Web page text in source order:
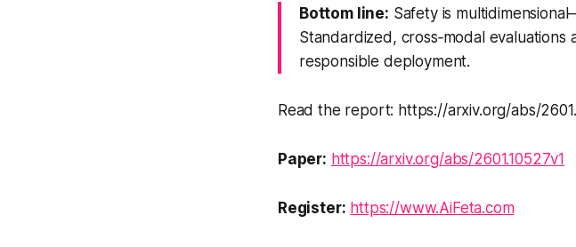
Bottom line: Safety is
Standardized, cross‑modal
responsible deployment.
Read the report: https://arxiv.org/abs/
Paper: https://arxiv.org/abs/2601.10527v1
Register: https://www.AiFeta.com